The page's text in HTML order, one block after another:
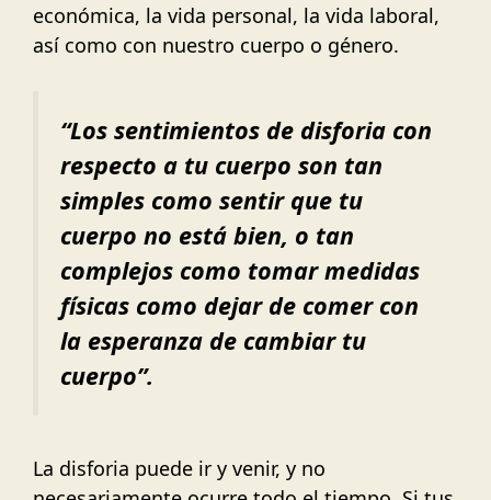
económica, la vida personal, la vida laboral,
así como con nuestro cuerpo o género.
“Los sentimientos de disforia con
respecto a tu cuerpo son tan
simples como sentir que tu
cuerpo no está bien, o tan
complejos como tomar medidas
físicas como dejar de comer con
la esperanza de cambiar tu
cuerpo”.
La disforia puede ir y venir, y no